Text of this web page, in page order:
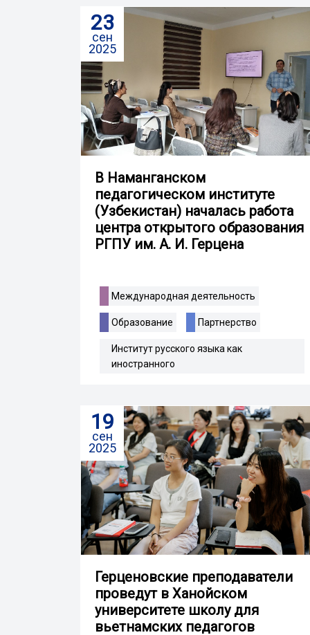
23
сен
2025
В Наманганском
педагогическом институте
(Узбекистан) началась работа
центра открытого образования
РГПУ им. А. И. Герцена
Международная деятельность
Образование Партнерство
Институт русского языка как
иностранного
19
сен
2025
Герценовские преподаватели
проведут в Ханойском
университете школу для
вьетнамских педагогов